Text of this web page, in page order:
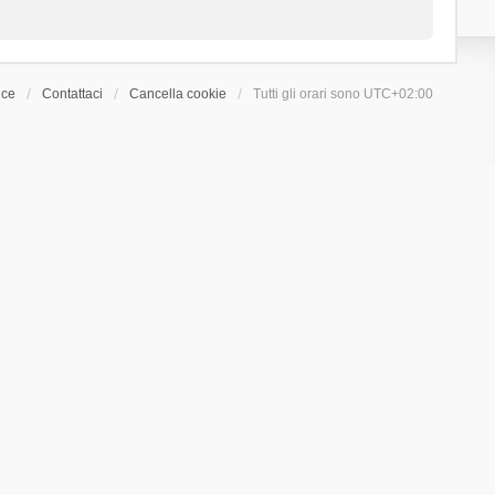
Contattaci Cancella cookie Tutti gli orari sono UTC+02:00